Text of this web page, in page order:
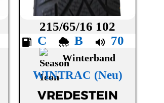
215/65/16 102
C
B 70
Winterband
WINTRAC (Neu)
VREDESTEIN